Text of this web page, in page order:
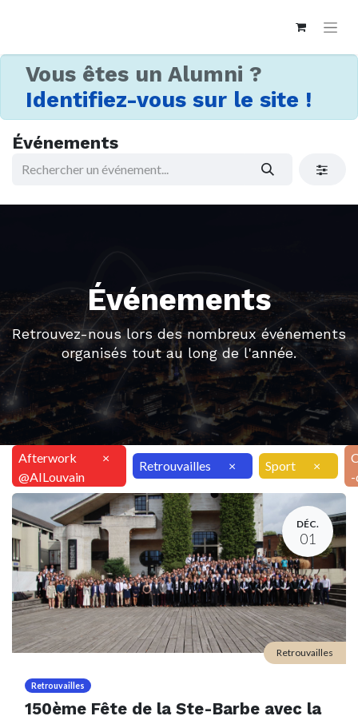
Vous êtes un Alumni ?
Identifiez-vous sur le site !
Événements
Événements
Retrouvez-nous lors des nombreux événements
organisés tout au long de l'année.
Afterwork
@AILouvain
×
Retrouvailles × Sport ×
DÉC.
01
Retrouvailles
150ème Fête de la Ste-Barbe avec la
Retrouvailles